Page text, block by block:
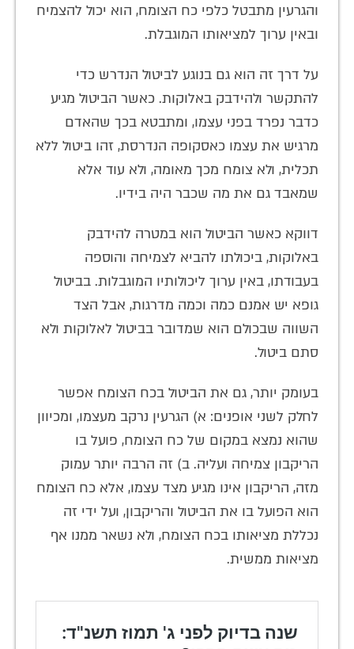
והגרעין מתבטל כלפי כח הצומח, הוא יכול להצמיח
ובאין ערוך למציאותו המוגבלת.
על דרך זה הוא גם בנוגע לביטול הנדרש כדי
להתקשר ולהידבק באלוקות. כאשר הביטול מגיע
כדבר נפרד בפני עצמו, ומתבטא בכך שהאדם
מרגיש את עצמו כאסקופה הנדרסת, זהו ביטול ללא
תכלית, ולא צומח מכך מאומה, ולא עוד אלא
שמאבד גם את מה שכבר היה בידיו.
דווקא כאשר הביטול הוא במטרה להידבק
באלוקות, ביכולתו להביא לצמיחה והוספה
בעבודתו, באין ערוך ליכולותיו המוגבלות. בביטול
גופא יש אמנם כמה וכמה מדרגות, אבל הצד
השווה שבכולם הוא שמדובר בביטול לאלוקות ולא
סתם ביטול.
בעומק יותר, גם את הביטול בכח הצומח אפשר
לחלק לשני אופנים: א) הגרעין נרקב מעצמו, ומכיוון
שהוא נמצא במקום של כח הצומח, פועל בו
הריקבון צמיחה ועליה. ב) זה הרבה יותר עמוק
מזה, הריקבון אינו מגיע מצד עצמו, אלא כח הצומח
הוא הפועל בו את הביטול והריקבון, ועל ידי זה
נכללת מציאותו בכח הצומח, ולא נשאר ממנו אף
מציאות ממשית.